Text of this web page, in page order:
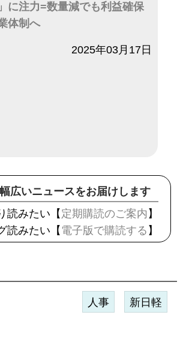
に注力=数量減でも利益確保
体制へ
2025年03月17日
広いニュースをお届けします
読みたい【定期購読のご案内 】
読みたい【 電子版で購読する 】
人事 新日軽